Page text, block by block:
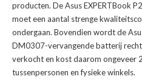
producten. DeAsus EXPERTBook
moet een aantal strenge
ondergaan. Bovendien wordt de
DM0307-vervangende batterij
verkocht en kost daarom ongeveer
tussenpersonen en fysieke winkels.